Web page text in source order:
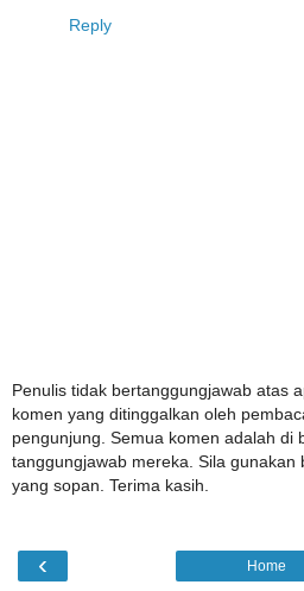
Reply
Penulis tidak bertanggungjawab atas
komen yang ditinggalkan oleh
pengunjung. Semua komen adalah di
tanggungjawab mereka. Sila gunakan
yang sopan. Terima kasih.
‹ Home